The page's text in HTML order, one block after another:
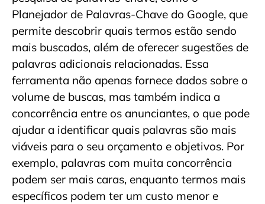
Planejador de Palavras-Chave do Google, que
permite descobrir quais termos estão sendo
mais buscados, além de oferecer sugestões de
palavras adicionais relacionadas. Essa
ferramenta não apenas fornece dados sobre o
volume de buscas, mas também indica a
concorrência entre os anunciantes, o que pode
ajudar a identificar quais palavras são mais
viáveis para o seu orçamento e objetivos. Por
exemplo, palavras com muita concorrência
podem ser mais caras, enquanto termos mais
específicos podem ter um custo menor e